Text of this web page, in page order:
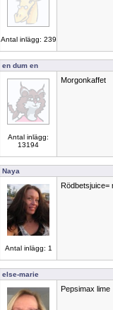
Antal inlägg: 239
en dum en
Antal inlägg:
13194
Morgonkaffet
Naya
Antal inlägg: 1
Rödbetsjuice=
else-marie
Pepsimax lime